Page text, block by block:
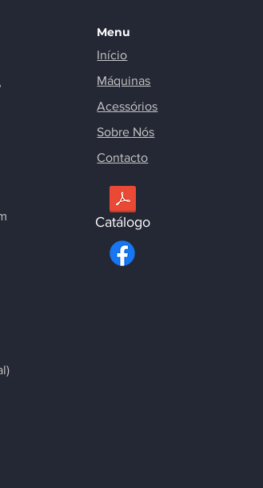
)
Menu
Início
Máquinas
Acessórios
Sobre Nós
Contacto
Catálogo